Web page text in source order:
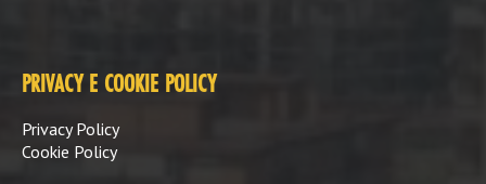
PRIVACY E COOKIE POLICY
Privacy Policy
Cookie Policy